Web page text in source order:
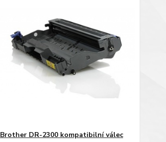
Brother DR-2300 kompatibilní válec